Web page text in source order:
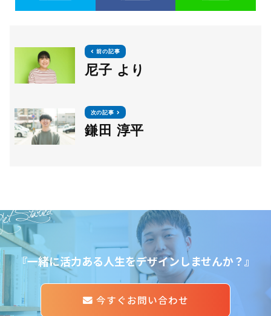
前の記事
尼子 より
次の記事
鎌田 淳平
Started
『一緒に活力ある人生をデザインしませんか？』
今すぐお問い合わせ